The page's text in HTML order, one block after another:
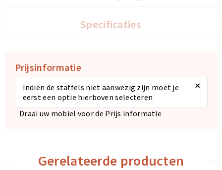
Specificaties
Prijsinformatie
Indien de staffels niet aanwezig zijn moet je
eerst een optie hierboven selecteren
×
Draai uw mobiel voor de Prijs informatie
Gerelateerde producten